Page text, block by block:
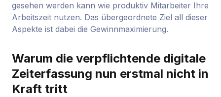
gesehen werden kann wie produktiv Mitarbeiter Ihre
Arbeitszeit nutzen. Das übergeordnete Ziel all dieser
Aspekte ist dabei die Gewinnmaximierung.
Warum die verpflichtende digitale
Zeiterfassung nun erstmal nicht in
Kraft tritt